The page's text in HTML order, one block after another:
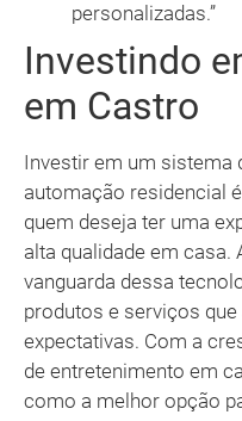
personalizadas.”
Investindo
em Castro
Investir em um sistema
automação residencial
quem deseja ter uma
alta qualidade em casa.
vanguarda dessa
produtos e serviços
expectativas. Com a
de entretenimento em
como a melhor opção